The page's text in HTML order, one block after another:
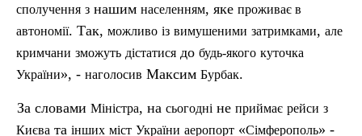
сполучення з нашим населенням, яке проживає в
автономії. Так, можливо із вимушеними затримками, але
кримчани зможуть дістатися до будь-якого куточка
України», - наголосив Максим Бурбак.
За словами Міністра, на сьогодні не приймає рейси з
Києва та інших міст України аеропорт «Сімферополь» -